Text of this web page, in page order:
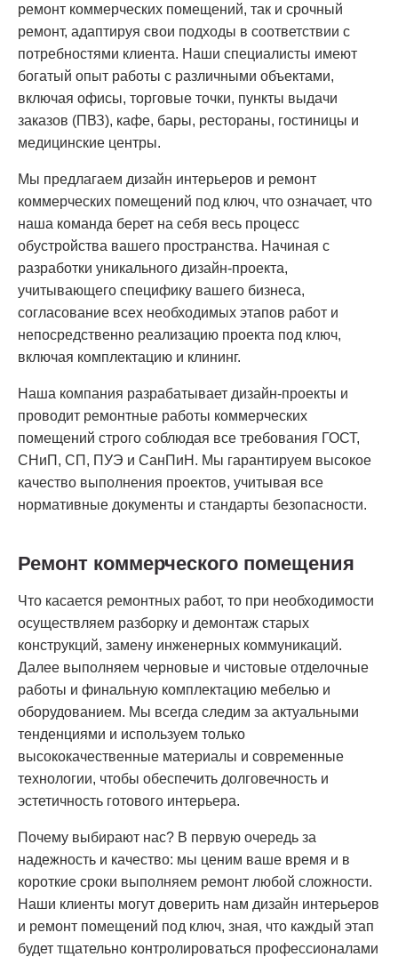
ремонт коммерческих помещений, так и срочный
ремонт, адаптируя свои подходы в соответствии с
потребностями клиента. Наши специалисты имеют
богатый опыт работы с различными объектами,
включая офисы, торговые точки, пункты выдачи
заказов (ПВЗ), кафе, бары, рестораны, гостиницы и
медицинские центры.
Мы предлагаем дизайн интерьеров и ремонт
коммерческих помещений под ключ, что означает, что
наша команда берет на себя весь процесс
обустройства вашего пространства. Начиная с
разработки уникального дизайн-проекта,
учитывающего специфику вашего бизнеса,
согласование всех необходимых этапов работ и
непосредственно реализацию проекта под ключ,
включая комплектацию и клининг.
Наша компания разрабатывает дизайн-проекты и
проводит ремонтные работы коммерческих
помещений строго соблюдая все требования ГОСТ,
СНиП, СП, ПУЭ и СанПиН. Мы гарантируем высокое
качество выполнения проектов, учитывая все
нормативные документы и стандарты безопасности.
Ремонт коммерческого помещения
Что касается ремонтных работ, то при необходимости
осуществляем разборку и демонтаж старых
конструкций, замену инженерных коммуникаций.
Далее выполняем черновые и чистовые отделочные
работы и финальную комплектацию мебелью и
оборудованием. Мы всегда следим за актуальными
тенденциями и используем только
высококачественные материалы и современные
технологии, чтобы обеспечить долговечность и
эстетичность готового интерьера.
Почему выбирают нас? В первую очередь за
надежность и качество: мы ценим ваше время и в
короткие сроки выполняем ремонт любой сложности.
Наши клиенты могут доверить нам дизайн интерьеров
и ремонт помещений под ключ, зная, что каждый этап
будет тщательно контролироваться профессионалами